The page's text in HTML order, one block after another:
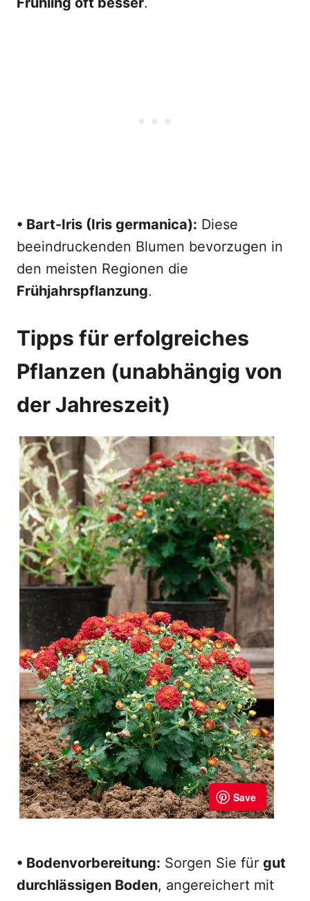
• Bart-Iris (Iris germanica): Diese
beeindruckenden Blumen bevorzugen in
den meisten Regionen die
Frühjahrspflanzung.
Tipps für erfolgreiches
Pflanzen (unabhängig von
der Jahreszeit)
• Bodenvorbereitung: Sorgen Sie für gut
durchlässigen Boden, angereichert mit